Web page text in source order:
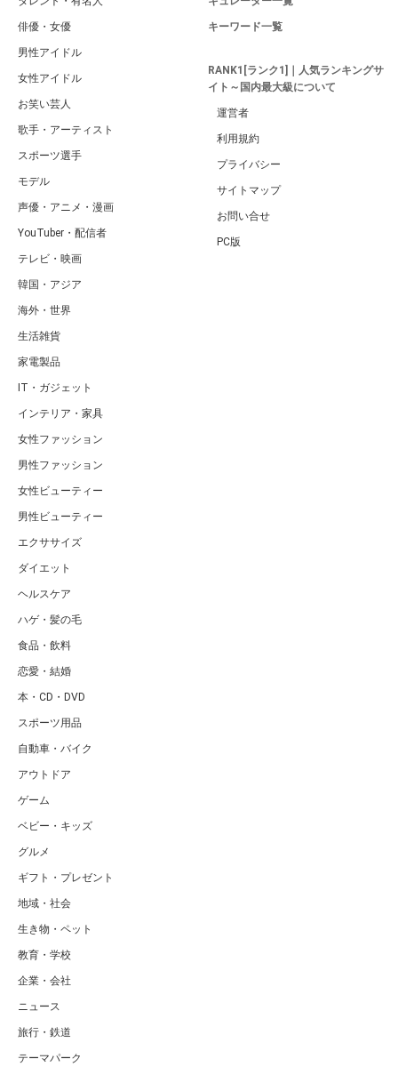
俳優・女優
男性アイドル
女性アイドル
お笑い芸人
歌手・アーティスト
スポーツ選手
モデル
声優・アニメ・漫画
YouTuber・配信者
テレビ・映画
韓国・アジア
海外・世界
生活雑貨
家電製品
IT・ガジェット
インテリア・家具
女性ファッション
男性ファッション
女性ビューティー
男性ビューティー
エクササイズ
ダイエット
ヘルスケア
ハゲ・髪の毛
食品・飲料
恋愛・結婚
本・CD・DVD
スポーツ用品
自動車・バイク
アウトドア
ゲーム
ベビー・キッズ
グルメ
ギフト・プレゼント
地域・社会
生き物・ペット
教育・学校
企業・会社
ニュース
旅行・鉄道
テーマパーク
キーワード一覧
RANK1[ランク1]｜人気ランキングサ
イト～国内最大級について
運営者
利用規約
プライバシー
サイトマップ
お問い合せ
PC版